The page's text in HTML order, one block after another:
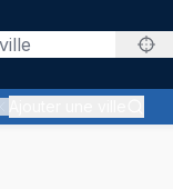
- les